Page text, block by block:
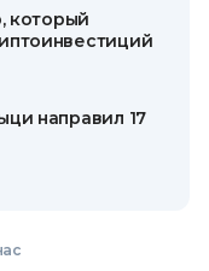
который
направил 17